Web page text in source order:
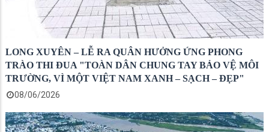
LONG XUYÊN – LỄ RA QUÂN HƯỞNG ỨNG PHONG
TRÀO THI ĐUA "TOÀN DÂN CHUNG TAY BẢO VỆ MÔI
TRƯỜNG, VÌ MỘT VIỆT NAM XANH – SẠCH – ĐẸP"
08/06/2026